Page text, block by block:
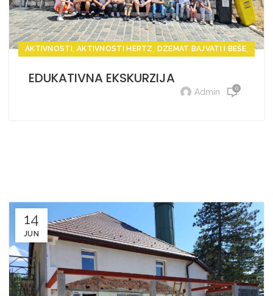
AKTIVNOSTI AKTIVNOSTI HERTZ DZEMAT BAJVATI I BEŠE
EDUKATIVNA EKSKURZIJA
Admin 0
14
JUN